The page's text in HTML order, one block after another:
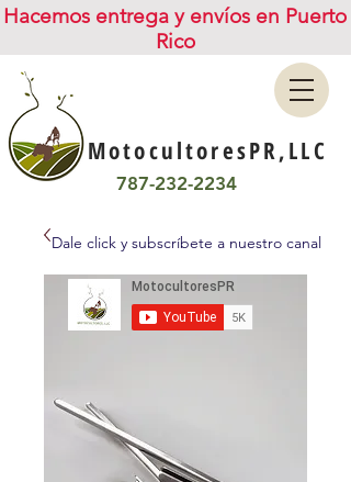
Hacemos entrega y envíos en Puerto
Rico
MotocultoresPR,LLC
787-232-2234
Dale click y subscríbete a nuestro canal